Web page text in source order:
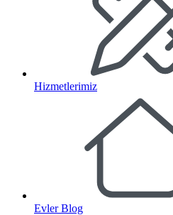
Hizmetlerimiz
Evler Blog